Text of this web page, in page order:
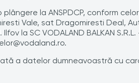
la ANSPDCP, conform
Vale, sat Dragomiresti Deal,
la SC VODALAND BALKAN S.R.L.
a datelor dumneavoastră cu